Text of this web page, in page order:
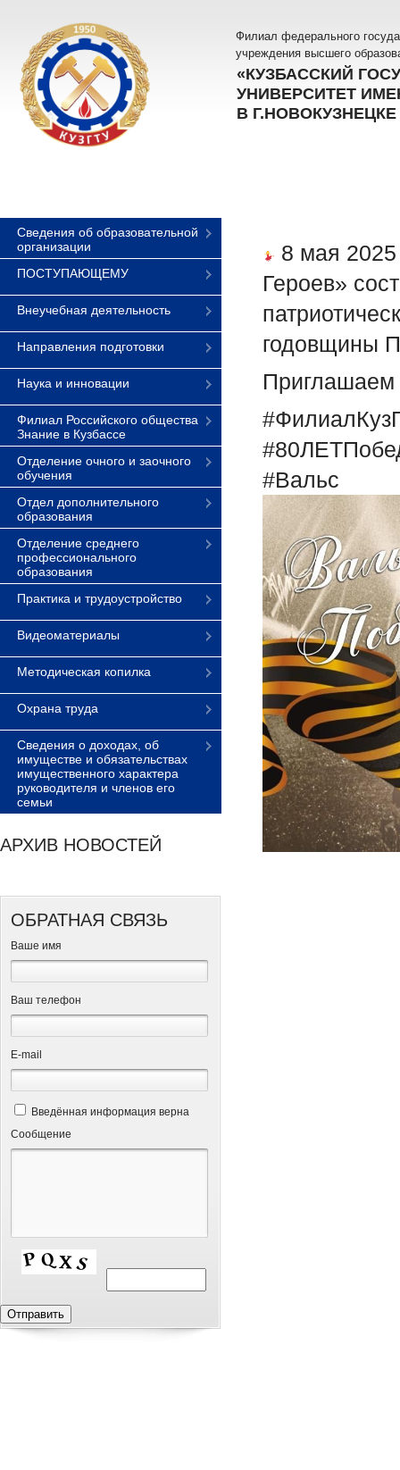
Филиал федерального
учреждения высшего
«КУЗБАССКИЙ
УНИВЕРСИТЕТ
В Г.НОВОКУЗНЕЦКЕ
Сведения об образовательной
организации
ПОСТУПАЮЩЕМУ
Внеучебная деятельность
Направления подготовки
Наука и инновации
Филиал Российского общества
Знание в Кузбассе
Отделение очного и заочного
обучения
Отдел дополнительного
образования
Отделение среднего
профессионального
образования
Практика и трудоустройство
Видеоматериалы
Методическая копилка
Охрана труда
Сведения о доходах, об
имуществе и обязательствах
имущественного характера
руководителя и членов его
семьи
АРХИВ НОВОСТЕЙ
ОБРАТНАЯ СВЯЗЬ
Ваше имя
Ваш телефон
Е-mail
Введённая информация верна
Сообщение
8 мая 2025
Героев»
годовщины
Приглашаем
#Вальс